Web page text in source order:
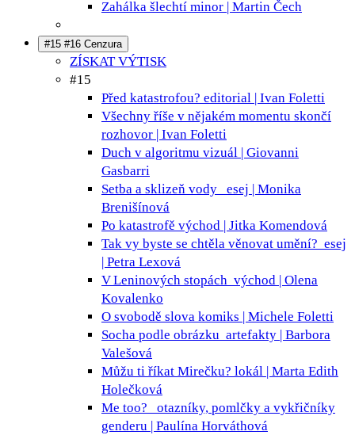
Zahálka šlechtí minor | Martin Čech
#15 #16 Cenzura
ZÍSKAT VÝTISK
#15
Před katastrofou? editorial | Ivan Foletti
Všechny říše v nějakém momentu skončí
rozhovor | Ivan Foletti
Duch v algoritmu vizuál | Giovanni
Gasbarri
Setba a sklizeň vody
esej | Monika
Brenišínová
Po katastrofě východ | Jitka Komendová
Tak vy byste se chtěla věnovat umění? esej
| Petra Lexová
V Leninových stopách východ | Olena
Kovalenko
O svobodě slova komiks | Michele Foletti
Socha podle obrázku artefakty | Barbora
Valešová
Můžu ti říkat Mirečku? lokál | Marta Edith
Holečková
Me too?
otazníky, pomlčky a vykřičníky
genderu | Paulína Horváthová